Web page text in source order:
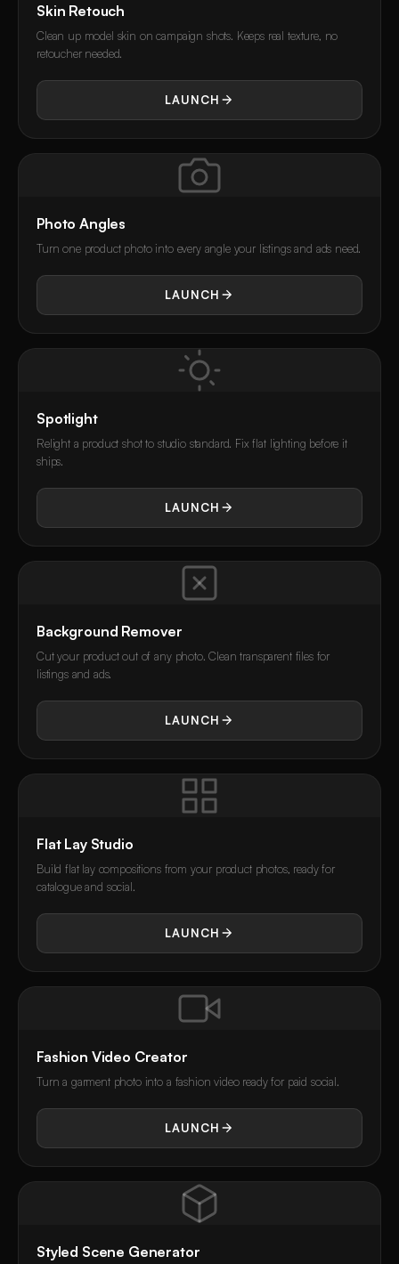
Skin Retouch
Clean up model skin on campaign shots. Keeps real texture, no
retoucher needed.
LAUNCH
Photo Angles
Turn one product photo into every angle your listings and ads need.
LAUNCH
Spotlight
Relight a product shot to studio standard. Fix flat lighting before it
ships.
LAUNCH
Background Remover
Cut your product out of any photo. Clean transparent files for
listings and ads.
LAUNCH
Flat Lay Studio
Build flat lay compositions from your product photos, ready for
catalogue and social.
LAUNCH
Fashion Video Creator
Turn a garment photo into a fashion video ready for paid social.
LAUNCH
Styled Scene Generator